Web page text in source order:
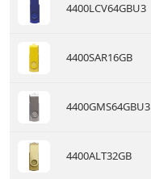
4400LCV64GBU3
4400SAR16GB
4400GMS64GBU3
4400ALT32GB